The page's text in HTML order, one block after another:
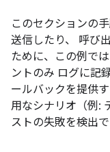
このセクションの
送信したり、 呼び
ために、この例で
ントのみ ログに記
ールバックを提供
用なシナリオ（例:
ストの失敗を検出で